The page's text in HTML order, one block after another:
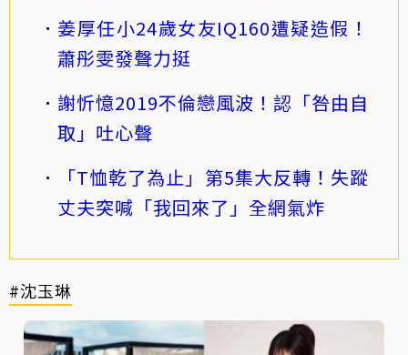
姜厚任小24歲女友IQ160遭疑造假！
蕭彤雯發聲力挺
謝忻憶2019不倫戀風波！認「咎由自
取」吐心聲
「T恤乾了為止」第5集大反轉！失蹤
丈夫突喊「我回來了」全網氣炸
#沈玉琳